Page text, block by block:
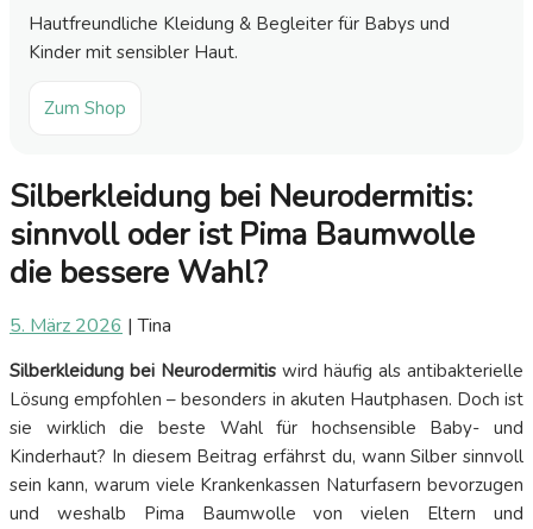
Hautfreundliche Kleidung & Begleiter für Babys und
Kinder mit sensibler Haut.
Zum Shop
Silberkleidung bei Neurodermitis:
sinnvoll oder ist Pima Baumwolle
die bessere Wahl?
5. März 2026 |Tina
Silberkleidung bei Neurodermitis wird häufig als antibakterielle
Lösung empfohlen – besonders in akuten Hautphasen. Doch ist
sie wirklich die beste Wahl für hochsensible Baby- und
Kinderhaut? In diesem Beitrag erfährst du, wann Silber sinnvoll
sein kann, warum viele Krankenkassen Naturfasern bevorzugen
und weshalb Pima Baumwolle von vielen Eltern und